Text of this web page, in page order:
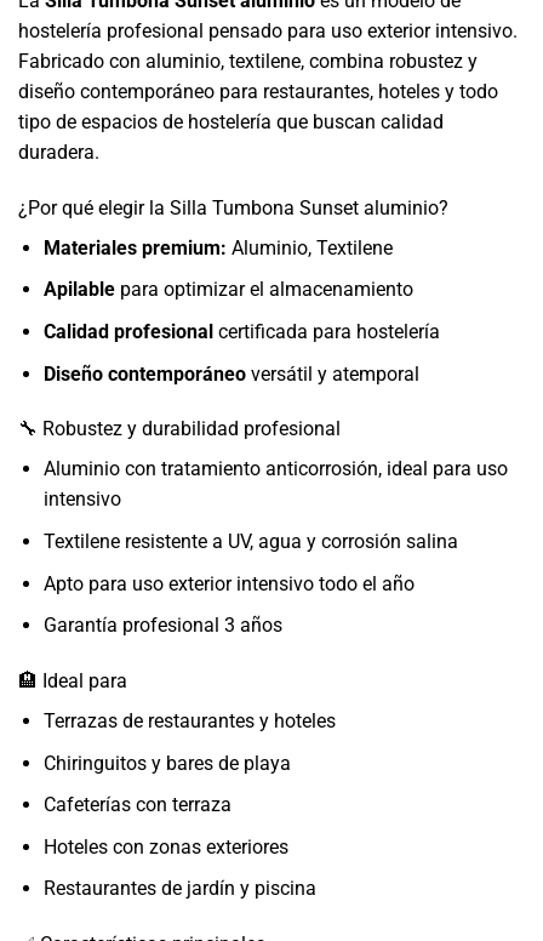
hostelería profesional pensado para uso exterior intensivo.
Fabricado con aluminio, textilene, combina robustez y
diseño contemporáneo para restaurantes, hoteles y todo
tipo de espacios de hostelería que buscan calidad
duradera.
¿Por qué elegir la Silla Tumbona Sunset aluminio?
Materiales premium: Aluminio, Textilene
Apilablepara optimizar el almacenamiento
Calidad profesionalcertificada para hostelería
Diseño contemporáneoversátil y atemporal
🔧 Robustez y durabilidad profesional
Aluminio con tratamiento anticorrosión, ideal para uso
intensivo
Textilene resistente a UV, agua y corrosión salina
Apto para uso exterior intensivo todo el año
Garantía profesional 3 años
🏨 Ideal para
Terrazas de restaurantes y hoteles
Chiringuitos y bares de playa
Cafeterías con terraza
Hoteles con zonas exteriores
Restaurantes de jardín y piscina